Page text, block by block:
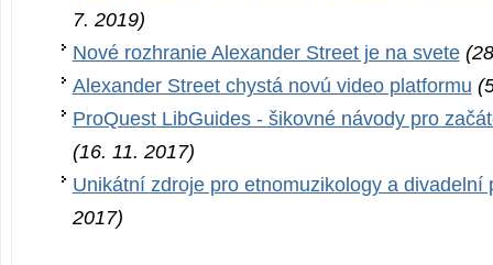
7. 2019)
Nové rozhranie Alexander Street je na svete
Alexander Street chystá novú video platformu
ProQuest LibGuides - šikovné návody pro
(16. 11. 2017)
Unikátní zdroje pro etnomuzikology a divadelní
2017)